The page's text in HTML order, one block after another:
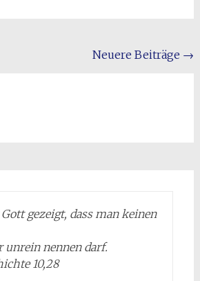
Neuere Beiträge →
gezeigt, dass man keinen
unrein nennen darf.
10,28